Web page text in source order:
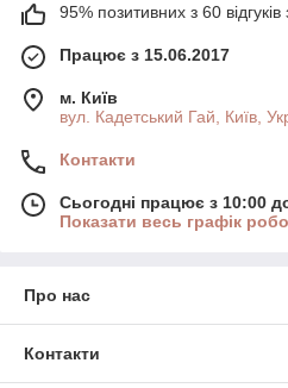
95% позитивних з 60 відгуків
Працює з 15.06.2017
м. Київ
вул. Кадетський Гай, Київ,
Контакти
Сьогодні працює з 10:00
Показати весь графік
Про нас
Контакти